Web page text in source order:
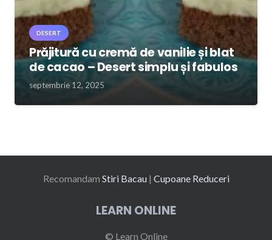
DESERT
Prăjitură cu cremă de vanilie și blat
de cacao – Desert simplu și fabulos
septembrie 12, 2025
Recomandam Stiri Bacau| Cupoane Reduceri
LEARN ONLINE
© Learn Online